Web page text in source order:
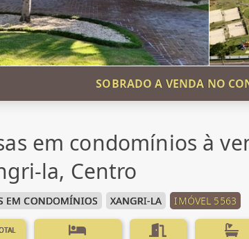
SOBRADO A VENDA NO
em condomínios à
la, Centro
EM CONDOMÍNIOS XANGRI-LA IMÓVEL 5563